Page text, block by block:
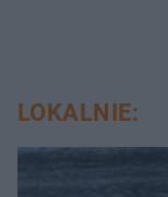
LOKALNIE: